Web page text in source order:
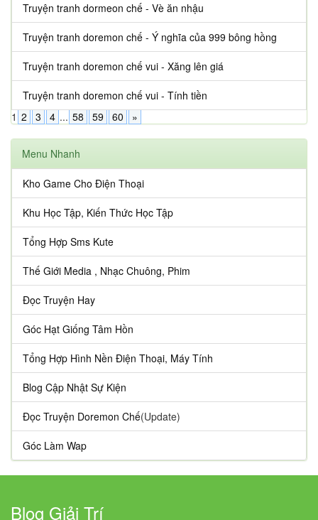
Truyện tranh dormeon chế - Vè ăn nhậu
Truyện tranh doremon chế - Ý nghĩa của 999 bông hồng
Truyện tranh doremon chế vui - Xăng lên giá
Truyện tranh doremon chế vui - Tính tiền
1 2 3 4 ... 58 59 60 »
Menu Nhanh
Kho Game Cho Điện Thoại
Khu Học Tập, Kiến Thức Học Tập
Tổng Hợp Sms Kute
Thế Giới Media , Nhạc Chuông, Phim
Đọc Truyện Hay
Góc Hạt Giống Tâm Hồn
Tổng Hợp Hình Nền Điện Thoại, Máy Tính
Blog Cập Nhật Sự Kiện
Đọc Truyện Doremon Chế(Update)
Góc Làm Wap
Blog Giải Trí